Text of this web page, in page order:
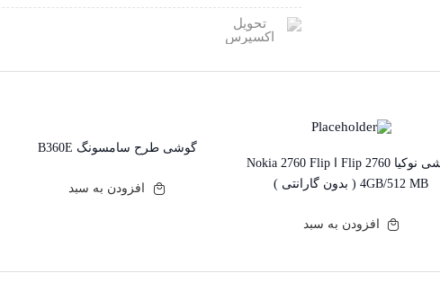
حافظه
4
2023
موجود نیست!
گوشی نوکیا 2760 Flip ا Nokia 2760 Flip
4GB/512 MB ( بدون گارانتی )
افزودن به سبد
گوشی طرح سامسونگ B360E
افزودن به سبد